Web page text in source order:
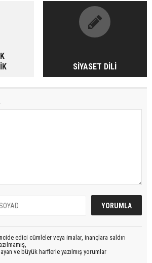
SİYASET DİLİ
edici cümleler veya imalar, inançlara saldırı
ve büyük harflerle yazılmış yorumlar